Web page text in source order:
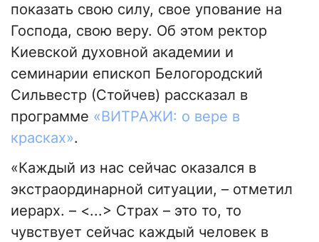
показать свою силу, свое упование на
Господа, свою веру. Об этом ректор
Киевской духовной академии и
семинарии епископ Белогородский
Сильвестр (Стойчев) рассказал в
программе «ВИТРАЖИ: о вере в
красках».
«Каждый из нас сейчас оказался в
экстраординарной ситуации, – отметил
иерарх. – <...> Страх – это то, то
чувствует сейчас каждый человек в